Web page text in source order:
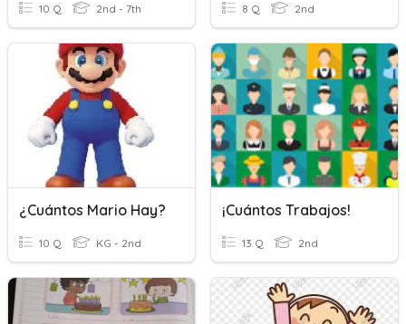
10 Q 2nd - 7th 8 Q 2nd
¿Cuántos Mario Hay?
10 Q KG - 2nd
¡Cuántos Trabajos!
13 Q 2nd